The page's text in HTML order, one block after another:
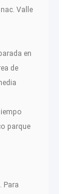
Valle
en
de
parque
Para